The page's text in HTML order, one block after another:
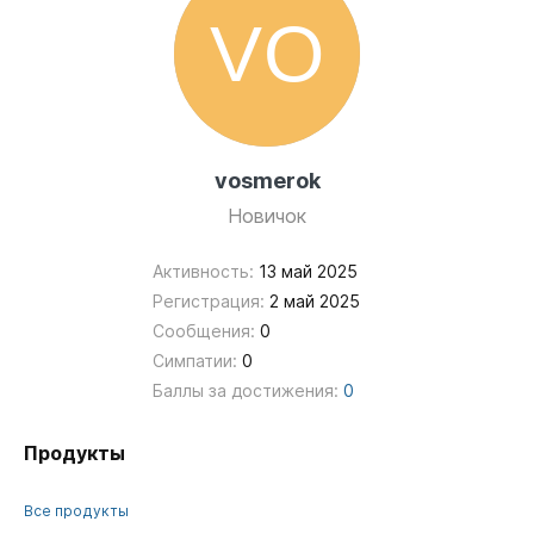
vosmerok
Новичок
Активность: 13 май 2025
Регистрация: 2 май 2025
Сообщения: 0
Симпатии: 0
Баллы за достижения: 0
Продукты
Все продукты